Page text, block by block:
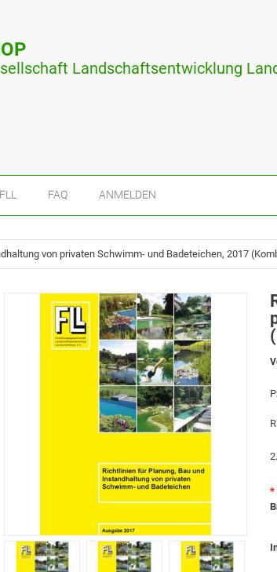
Landschaftsentwicklung
FAQ ANMELDEN
von privaten Schwimm- und Badeteichen, 2017
*